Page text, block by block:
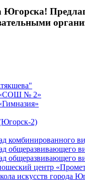
«СОШ № 2»
2)
центр
искусств города